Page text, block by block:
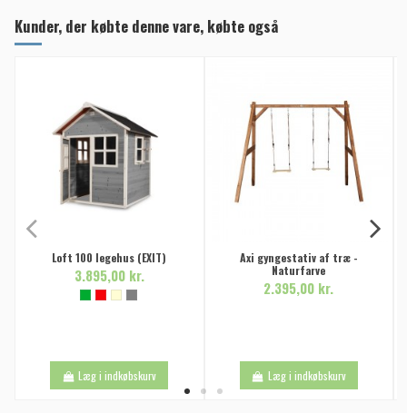
Kunder, der købte denne vare, købte også
Loft 100 legehus (EXIT)
3.895,00 kr.
Læg i indkøbskurv
Axi gyngestativ af træ -
Naturfarve
2.395,00 kr.
Læg i indkøbskurv